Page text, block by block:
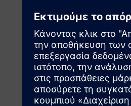
Κίνηση
Build
Επεκτείνει ή
Xcelerator
μια νέα λύση
προϊόντος